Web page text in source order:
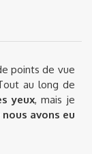
points de vue
au long de
yeux, mais je
avons eu